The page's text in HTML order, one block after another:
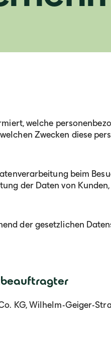
welche
Zwecken diese
beim
der Daten von
der gesetzlichen
KG, Wilhelm-Geiger-